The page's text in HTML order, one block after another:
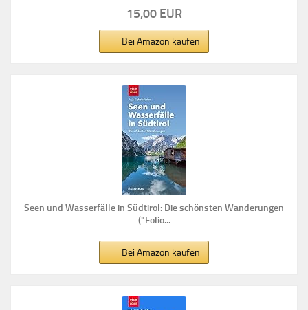
15,00 EUR
Bei Amazon kaufen
Seen und Wasserfälle in Südtirol: Die schönsten Wanderungen
("Folio...
Bei Amazon kaufen